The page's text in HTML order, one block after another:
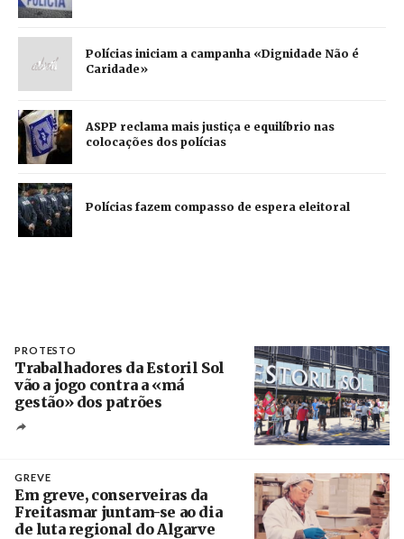
Polícias iniciam a campanha «Dignidade Não é
Caridade»
ASPP reclama mais justiça e equilíbrio nas
colocações dos polícias
Polícias fazem compasso de espera eleitoral
PROTESTO
Trabalhadores da Estoril Sol
vão a jogo contra a «má
gestão» dos patrões
GREVE
Em greve, conserveiras da
Freitasmar juntam-se ao dia
de luta regional do Algarve